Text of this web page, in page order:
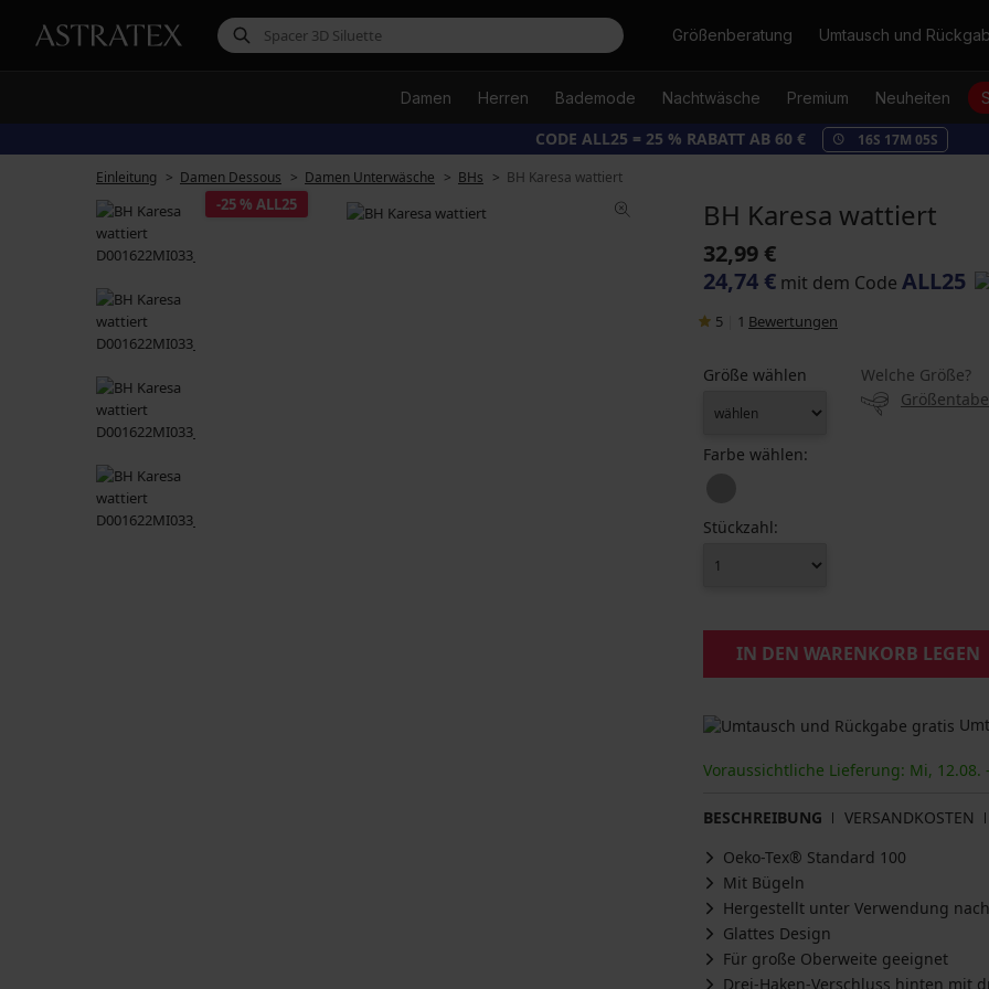
SucheGrößenberatung Umtausch und
Damen Herren Bademode Nachtwäsche Premium Neuheiten
CODE ALL25 = 25 % RABATT AB 60 € 16S 17M 04S
Einleitung
Damen Dessous Damen Unterwäsche BHs BH Karesa wattiert
-25 % ALL25 BH Karesa wattiert
32,99 €
24,74 € mit dem Code ALL25
5 1 Bewertungen
Größe wählen
Welche Größe?
Farbe wählen:
Stückzahl:
IN DEN WARENKORB LEGEN
Voraussichtliche Lieferung: Mi, 12.08.
BESCHREIBUNG
VERSANDKOSTEN
Oeko-Tex® Standard 100
Mit Bügeln
Hergestellt unter Verwendung
Glattes Design
Für große Oberweite geeignet
Drei-Haken-Verschluss hinten mit